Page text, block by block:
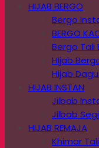
HIJAB BERGO
Bergo
BERGO
Bergo Tali
HIjab
Hijab
HIJAB INSTAN
Jilbab
Jilbab
HIJAB REMAJA
Khimar